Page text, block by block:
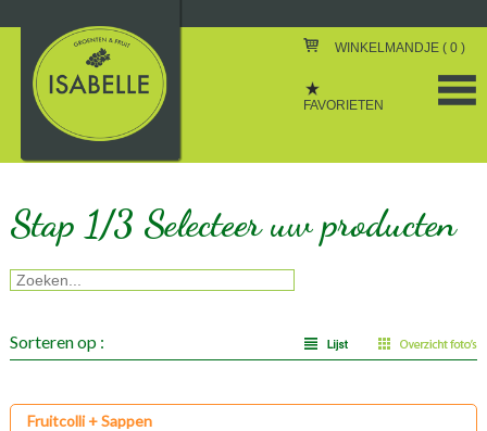
FAVORIETEN
WINKELMANDJE (0 )
Stap 1/3 Selecteer uw producten
Sorteren op :
Fruitcolli + Sappen